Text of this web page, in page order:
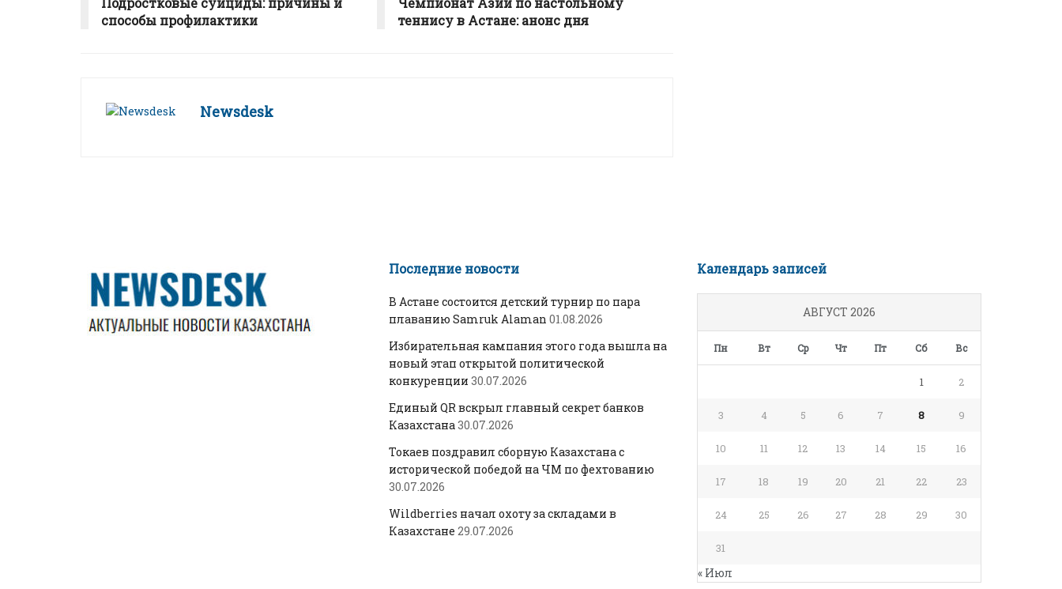
способы профилактики
теннису в Астане: анонс дня
Newsdesk
Последние новости
В Астане состоится детский турнир по пара
плаванию Samruk Alaman 01.08.2026
Избирательная кампания этого года вышла на
новый этап открытой политической
конкуренции 30.07.2026
Единый QR вскрыл главный секрет банков
Казахстана30.07.2026
Токаев поздравил сборную Казахстана с
исторической победой на ЧМ по фехтованию
30.07.2026
Wildberries начал охоту за складами в
Казахстане 29.07.2026
Календарь записей
АВГУСТ 2026
Пн Вт Ср Чт Пт Сб Вс
1 2
3 4 5 6 7 8 9
10 11 12 13 14 15 16
17 18 19 20 21 22 23
24 25 26 27 28 29 30
31
« Июл